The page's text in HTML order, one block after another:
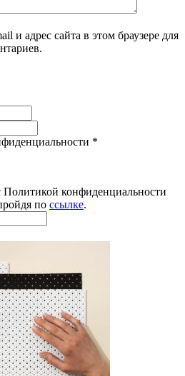
и адрес сайта в этом браузере для
*
Политикой конфиденциальности
по ссылке.